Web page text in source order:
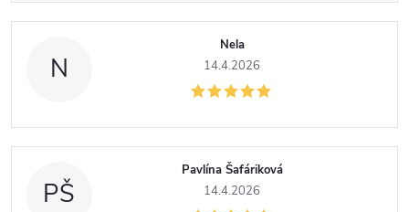
s
o
d
N
Nela
14.4.2026
PŠ
Pavlína Šafáriková
14.4.2026